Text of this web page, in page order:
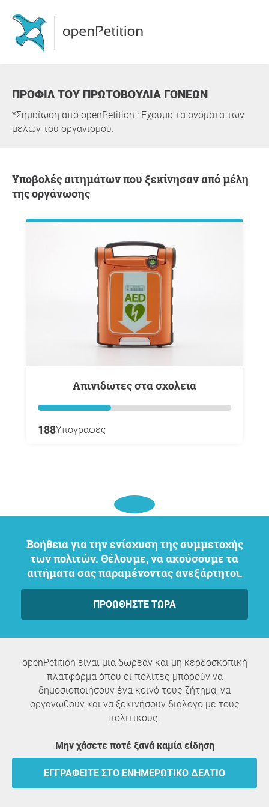
ΠΡΟΦΊΛ ΤΟΥ ΠΡΩΤΟΒΟΥΛΊΑ ΓΟΝΕΩΝ
*Σημείωση από openPetition : Έχουμε τα ονόματα των
μελών του οργανισμού.
Υποβολές αιτημάτων που ξεκίνησαν από μέλη
της οργάνωσης
Απινιδωτες στα σχολεια
188Υπογραφές
Βοήθεια για την ενίσχυση της συμμετοχής
των πολιτών. Θέλουμε, να ακούσουμε τα
αιτήματα σας παραμένοντας ανεξάρτητοι.
ΠΡΟΩΘΉΣΤΕ ΤΏΡΑ
openPetition είναι μια δωρεάν και μη κερδοσκοπική
πλατφόρμα όπου οι πολίτες μπορούν να
δημοσιοποιήσουν ένα κοινό τους ζήτημα, να
οργανωθούν και να ξεκινήσουν διάλογο με τους
πολιτικούς.
Μην χάσετε ποτέ ξανά καμία είδηση
ΕΓΓΡΑΦΕΊΤΕ ΣΤΟ ΕΝΗΜΕΡΩΤΙΚΌ ΔΕΛΤΊΟ